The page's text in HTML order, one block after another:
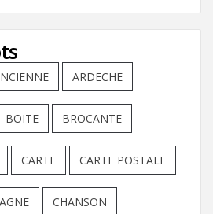
ARDECHE
BOITE BROCANTE
CARTE CARTE POSTALE
CHANSON